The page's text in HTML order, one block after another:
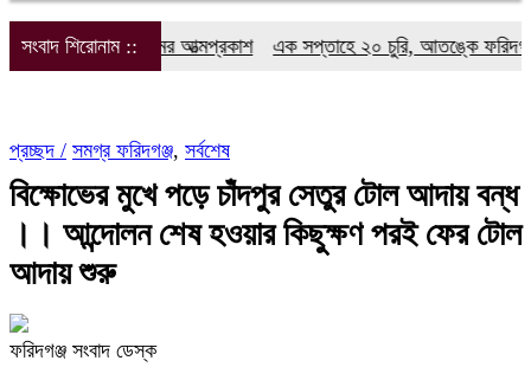
সংবাদ শিরোনাম ::
সাংবাদিক ফোরামের আত্মপ্রকাশ এক সপ্তাহে ২০ চুরি, আতঙ্কে ফরিদগঞ্জবাসী
প্রচ্ছদ / সমগ্র ফরিদগঞ্জ, সর্বশেষ
বিক্ষোভের মুখে পড়ে চাঁদপুর সেতুর টোল আদায় বন্ধ
।। আন্দোলন শেষ হওয়ার কিছুক্ষণ পরই ফের টোল
আদায় শুরু
ফরিদগঞ্জ সংবাদ ডেস্ক